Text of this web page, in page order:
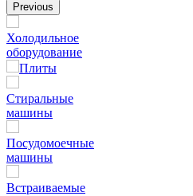
Previous
Холодильное
оборудование
Плиты
Стиральные
машины
Посудомоечные
машины
Встраиваемые